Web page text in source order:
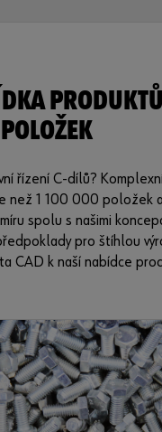
řízení C-dílů?
než 1 100 000 položek
spolu s našimi
pro štíhlou
CAD k naší nabídce